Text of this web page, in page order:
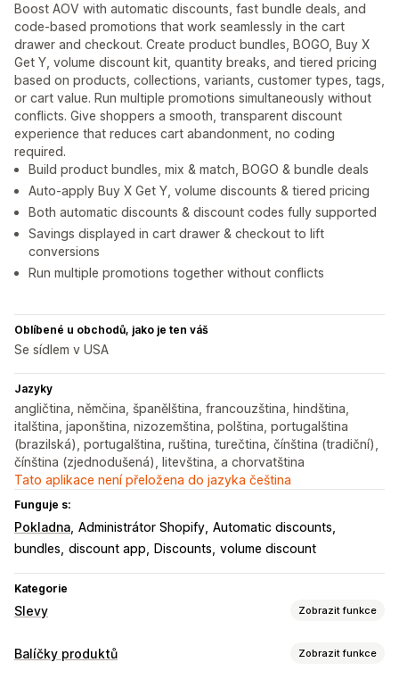
Boost AOV with automatic discounts, fast bundle deals, and
code-based promotions that work seamlessly in the cart
drawer and checkout. Create product bundles, BOGO, Buy X
Get Y, volume discount kit, quantity breaks, and tiered pricing
based on products, collections, variants, customer types, tags,
or cart value. Run multiple promotions simultaneously without
conflicts. Give shoppers a smooth, transparent discount
experience that reduces cart abandonment, no coding
required.
Build product bundles, mix & match, BOGO & bundle deals
Auto-apply Buy X Get Y, volume discounts & tiered pricing
Both automatic discounts & discount codes fully supported
Savings displayed in cart drawer & checkout to lift
conversions
Run multiple promotions together without conflicts
Oblíbené u obchodů, jako je ten váš
Se sídlem v USA
Jazyky
angličtina, němčina, španělština, francouzština, hindština,
italština, japonština, nizozemština, polština, portugalština
(brazilská), portugalština, ruština, turečtina, čínština (tradiční),
čínština (zjednodušená), litevština, a chorvatština
Tato aplikace není přeložena do jazyka čeština
Funguje s:
Pokladna Administrátor Shopify Automatic discounts
bundles discount app Discounts volume discount
Kategorie
Slevy Zobrazit funkce
Typy slev
Balíčky produktů Zobrazit funkce